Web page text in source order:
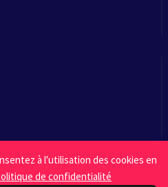
à l'utilisation des cookies en
de confidentialité